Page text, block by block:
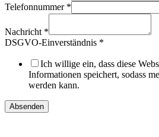
Telefonnummer *
Nachricht *
Nachname
Mail-
Adresse
Layout
DSGVO-Einverständnis *
Ich willige ein, dass diese
Informationen speichert, sodass
werden kann.
Absenden